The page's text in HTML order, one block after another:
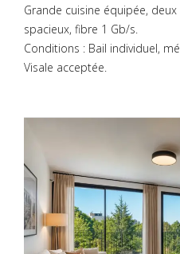
Grande cuisine équipée,
spacieux, fibre 1 Gb/s.
Conditions : Bail individuel,
Visale acceptée.